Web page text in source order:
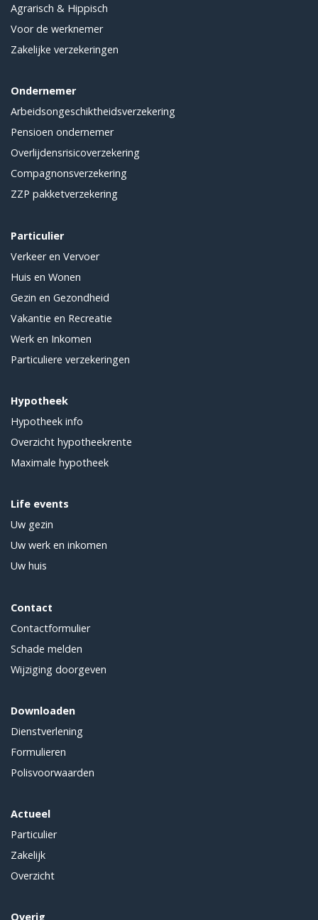
Agrarisch & Hippisch
Voor de werknemer
Zakelijke verzekeringen
Ondernemer
Arbeidsongeschiktheidsverzekering
Pensioen ondernemer
Overlijdensrisicoverzekering
Compagnonsverzekering
ZZP pakketverzekering
Particulier
Verkeer en Vervoer
Huis en Wonen
Gezin en Gezondheid
Vakantie en Recreatie
Werk en Inkomen
Particuliere verzekeringen
Hypotheek
Hypotheek info
Overzicht hypotheekrente
Maximale hypotheek
Life events
Uw gezin
Uw werk en inkomen
Uw huis
Contact
Contactformulier
Schade melden
Wijziging doorgeven
Downloaden
Dienstverlening
Formulieren
Polisvoorwaarden
Actueel
Particulier
Zakelijk
Overzicht
Overig